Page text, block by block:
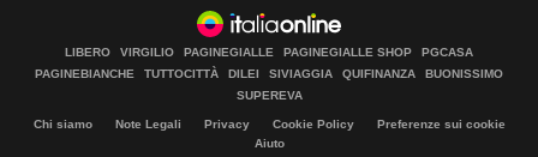
LIBERO VIRGILIO PAGINEGIALLE PAGINEGIALLE SHOP
PGCASA
PAGINEBIANCHE
TUTTOCITTÀ DILEI SIVIAGGIA QUIFINANZA
BUONISSIMO
SUPEREVA
Chi siamo Note Legali Privacy Cookie Policy
Preferenze sui cookie
Aiuto